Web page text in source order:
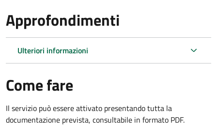
Approfondimenti
Ulteriori informazioni
Come fare
Il servizio può essere attivato presentando tutta la
documentazione prevista, consultabile in formato PDF.